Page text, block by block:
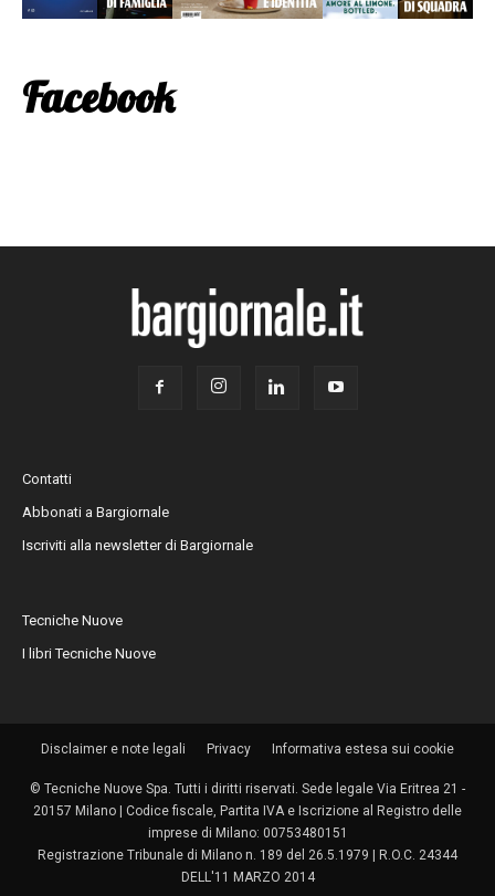
Facebook
Contatti
Abbonati a Bargiornale
Iscriviti alla newsletter di Bargiornale
Tecniche Nuove
I libri Tecniche Nuove
Disclaimer e note legali Privacy Informativa estesa sui cookie
© Tecniche Nuove Spa. Tutti i diritti riservati. Sede legale Via Eritrea 21 -
20157 Milano | Codice fiscale, Partita IVA e Iscrizione al Registro delle
imprese di Milano: 00753480151
Registrazione Tribunale di Milano n. 189 del 26.5.1979 | R.O.C. 24344
DELL'11 MARZO 2014